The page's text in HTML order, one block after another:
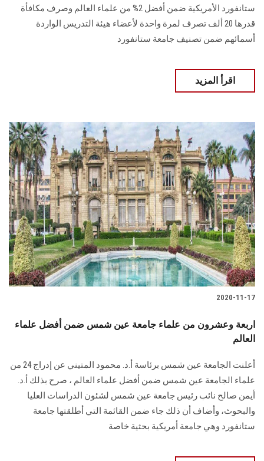
ستانفورد الأمريكية ضمن أفضل 2% من علماء العالم وصرف مكافأة
قدرها 20 ألف تصرف لمرة واحدة لأعضاء هيئة التدريس الواردة
أسمائهم ضمن تصنيف جامعة ستانفورد
اقرأ المزيد
2020-11-17
اربعة وعشرون من علماء جامعة عين شمس ضمن أفضل علماء
العالم
أعلنت الجامعة عين شمس برئاسة أ.د. محمود المتيني عن إدراج 24 من
علماء الجامعة عين شمس ضمن أفضل علماء العالم ، صرح بذلك أ.د.
أيمن صالح نائب رئيس جامعة عين شمس لشئون الدراسات العليا
والبحوث، وأضاف أن ذلك جاء ضمن القائمة التي أطلقتها جامعة
ستانفورد وهي جامعة أمريكية بحثية خاصة